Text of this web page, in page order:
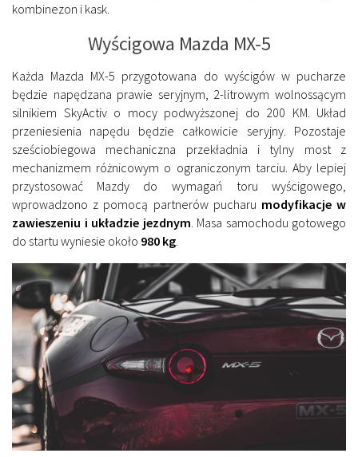
kombinezon i kask.
Wyścigowa Mazda MX-5
Każda Mazda MX-5 przygotowana do wyścigów w pucharze
będzie napędzana prawie seryjnym, 2-litrowym wolnossącym
silnikiem SkyActiv o mocy podwyższonej do 200 KM. Układ
przeniesienia napędu będzie całkowicie seryjny. Pozostaje
sześciobiegowa mechaniczna przekładnia i tylny most z
mechanizmem różnicowym o ograniczonym tarciu. Aby lepiej
przystosować Mazdy do wymagań toru wyścigowego,
wprowadzono z pomocą partnerów pucharu modyfikacje w
zawieszeniu i układzie jezdnym. Masa samochodu gotowego
do startu wyniesie około 980 kg.